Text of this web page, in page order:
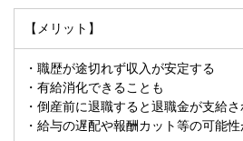
【メリット】
・職歴が途切れず収入が安定する
・有給消化できることも
・倒産前に退職すると退職金が支給
・給与の遅配や報酬カット等の可能